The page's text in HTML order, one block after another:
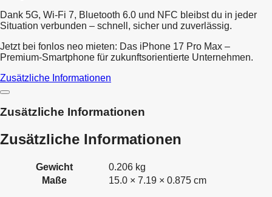
Dank 5G, Wi-Fi 7, Bluetooth 6.0 und NFC bleibst du in jeder
Situation verbunden – schnell, sicher und zuverlässig.
Jetzt bei fonlos neo mieten: Das iPhone 17 Pro Max –
Premium-Smartphone für zukunftsorientierte Unternehmen.
Zusätzliche Informationen
Zusätzliche Informationen
Zusätzliche Informationen
Gewicht
0.206 kg
Maße
15.0 × 7.19 × 0.875 cm